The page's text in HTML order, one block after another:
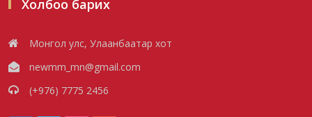
Холбоо барих
Монгол улс, Улаанбаатар хот
newmm_mn@gmail.com
(+976) 7775 2456